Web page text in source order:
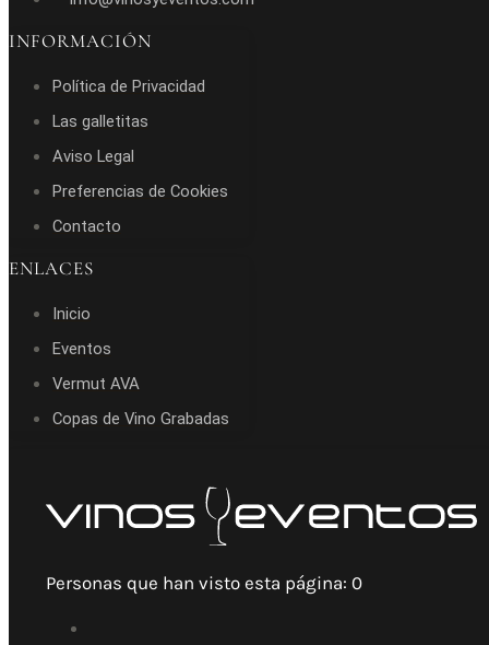
INFORMACIÓN
Política de Privacidad
Las galletitas
Aviso Legal
Preferencias de Cookies
Contacto
ENLACES
Inicio
Eventos
Vermut AVA
Copas de Vino Grabadas
Personas que han visto esta página: 0